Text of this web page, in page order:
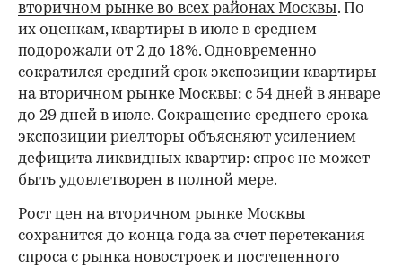
вторичном рынке во всех районах Москвы. По
их оценкам, квартиры в июле в среднем
подорожали от 2 до 18%. Одновременно
сократился средний срок экспозиции квартиры
на вторичном рынке Москвы: с 54 дней в январе
до 29 дней в июле. Сокращение среднего срока
экспозиции риелторы объясняют усилением
дефицита ликвидных квартир: спрос не может
быть удовлетворен в полной мере.
Рост цен на вторичном рынке Москвы
сохранится до конца года за счет перетекания
спроса с рынка новостроек и постепенного